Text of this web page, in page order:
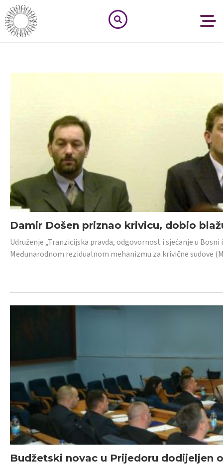
Damir Došen priznao krivicu, dobio
Udruženje „Tranzicijska pravda, odgovornost i sjećanje u
Međunarodnom rezidualnom mehanizmu za krivične sudove
Budžetski novac u Prijedoru dodijeljen